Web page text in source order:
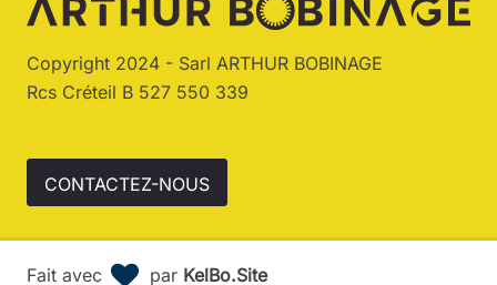
Copyright 2024 - Sarl ARTHUR BOBINAGE
Rcs Créteil B 527 550 339
CONTACTEZ-NOUS
Fait avec par KelBo.Site